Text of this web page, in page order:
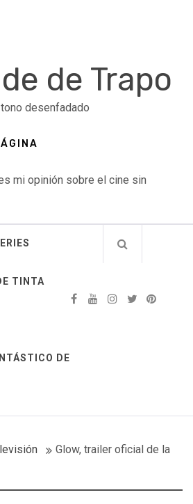
de Trapo
desenfadado
mi opinión sobre el cine sin
TINTA
DE
Glow, trailer oficial de la